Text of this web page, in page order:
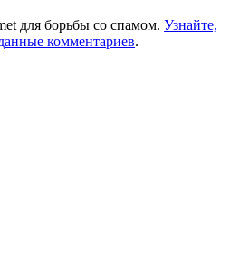
для борьбы со спамом. Узнайте,
комментариев.